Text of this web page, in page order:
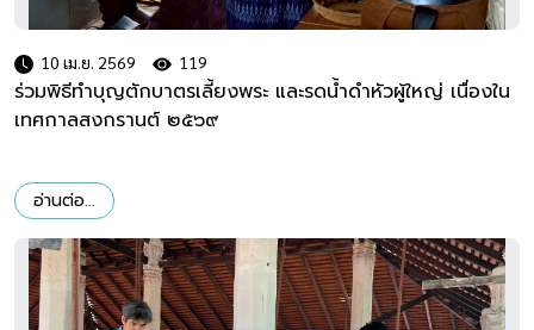
10 เม.ย. 2569 119
ร่วมพิธีทำบุญตักบาตรเลี้ยงพระ และรดน้ำดำหัวผู้ใหญ่ เนื่องใน
เทศกาลสงกรานต์ ๒๕๖๙
อ่านต่อ...